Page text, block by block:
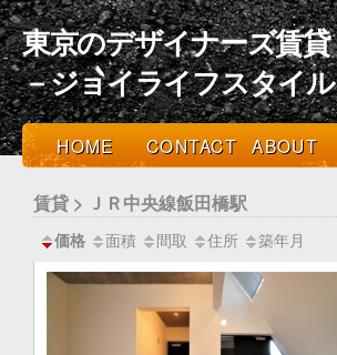
東京のデザイナーズ賃
－ジョイライフスタイル
HOME CONTACT ABOUT
賃貸 > ＪＲ中央線飯田橋駅
価格 面積 間取 住所 築年月